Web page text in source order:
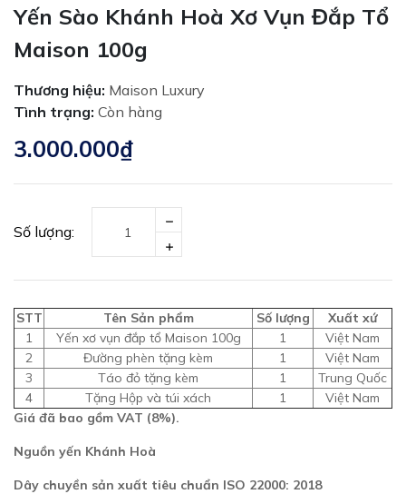
Yến Sào Khánh Hoà Xơ Vụn Đắp Tổ
Maison 100g
Thương hiệu: Maison Luxury
Tình trạng: Còn hàng
3.000.000₫
Số lượng:
STT Tên Sản phẩm Số lượng
Xuất xứ
1
Yến xơ vụn đắp tổ Maison 100g 1
Việt Nam
2
Đường phèn tặng kèm 1
Việt Nam
3
Táo đỏ tặng kèm 1
Trung Quốc
4
Tặng Hộp và túi xách 1
Việt Nam
Giá đã bao gồm VAT (8%).
Nguồn yến Khánh Hoà
Dây chuyền sản xuất tiêu chuẩn ISO 22000: 2018